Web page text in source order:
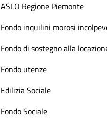
ASLO Regione Piemonte
Fondo inquilini morosi
Fondo di sostegno alla
Fondo utenze
Edilizia Sociale
Fondo Sociale